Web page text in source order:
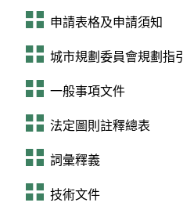
申請表格及申請須知
城市規劃委員會規劃指引
一般事項文件
法定圖則註釋總表
詞彙釋義
技術文件